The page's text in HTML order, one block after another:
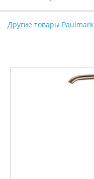
Другие товары Paulmark